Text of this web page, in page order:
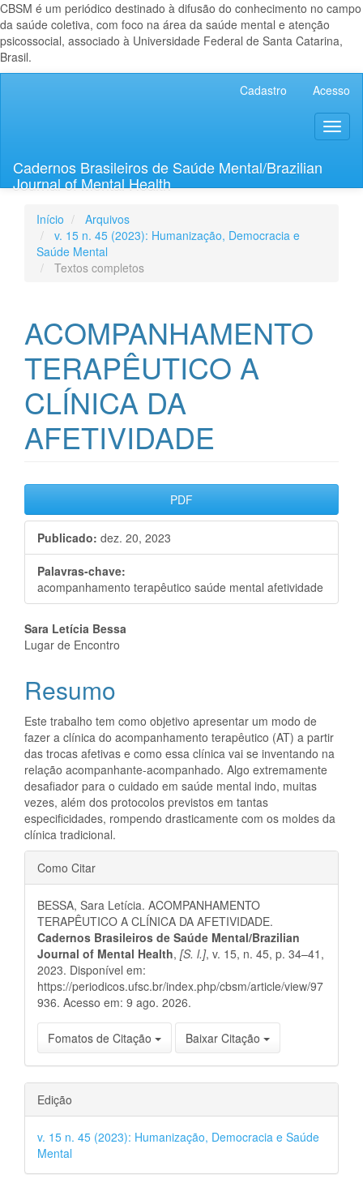
CBSM é um periódico destinado à difusão do conhecimento no campo
da saúde coletiva, com foco na área da saúde mental e atenção
psicossocial, associado à Universidade Federal de Santa Catarina,
Brasil.
Lateral
Cadastro Acesso
Cadernos Brasileiros de Saúde Mental/Brazilian
Journal of Mental Health
Início
Arquivos
v. 15 n. 45 (2023): Humanização, Democracia e
Saúde Mental
Textos completos
ACOMPANHAMENTO
TERAPÊUTICO A
CLÍNICA DA
AFETIVIDADE
Barra
lateral
de
artigos
PDF
Publicado: dez. 20, 2023
Palavras-chave:
acompanhamento terapêutico saúde mental afetividade
Conteúdo
do
artigo
principal
Sara Letícia Bessa
Lugar de Encontro
Resumo
Este trabalho tem como objetivo apresentar um modo de
fazer a clínica do acompanhamento terapêutico (AT) a partir
das trocas afetivas e como essa clínica vai se inventando na
relação acompanhante-acompanhado. Algo extremamente
desafiador para o cuidado em saúde mental indo, muitas
vezes, além dos protocolos previstos em tantas
especificidades, rompendo drasticamente com os moldes da
clínica tradicional.
Detalhes
do
artigo
Como Citar
BESSA, Sara Letícia. ACOMPANHAMENTO
TERAPÊUTICO A CLÍNICA DA AFETIVIDADE.
Cadernos Brasileiros de Saúde Mental/Brazilian
Journal of Mental Health, [S. l.], v. 15, n. 45, p. 34–41,
2023. Disponível em:
https://periodicos.ufsc.br/index.php/cbsm/article/view/97
936. Acesso em: 9 ago. 2026.
Fomatos de Citação Baixar Citação
Edição
v. 15 n. 45 (2023): Humanização, Democracia e Saúde
Mental